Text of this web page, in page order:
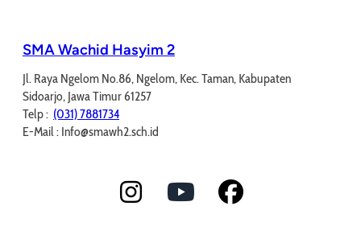
SMA Wachid Hasyim 2
Jl. Raya Ngelom No.86, Ngelom, Kec. Taman, Kabupaten
Sidoarjo, Jawa Timur 61257
Telp : (031) 7881734
E-Mail : Info@smawh2.sch.id